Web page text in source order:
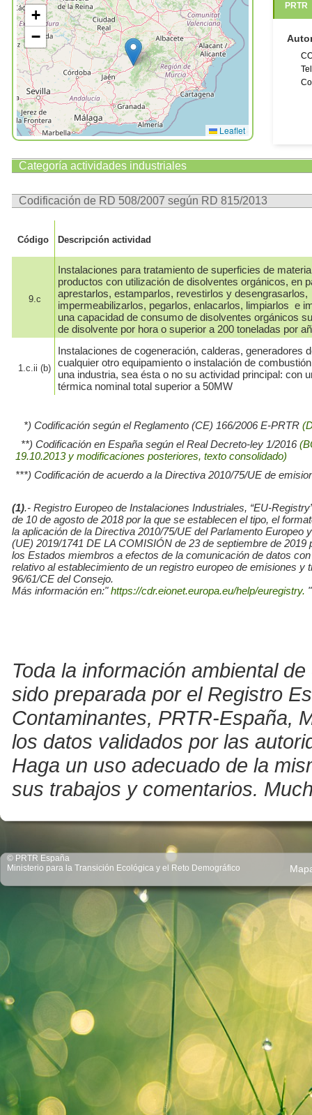
+
−
Leaflet
PRTR
Categoría actividades industriales
Codificación de RD 508/2007 según RD 815/2013
Código Descripción actividad
9.c
Instalaciones para tratamiento de superficies de
productos con utilización de disolventes orgánicos, en
aprestarlos, estamparlos, revestirlos y desengrasarlos,
impermeabilizarlos, pegarlos, enlacarlos, limpiarlos e
una capacidad de consumo de disolventes orgánicos
de disolvente por hora o superior a 200 toneladas por
1.c.ii (b)
Instalaciones de cogeneración, calderas, generadores
cualquier otro equipamiento o instalación de
una industria, sea ésta o no su actividad principal: con
térmica nominal total superior a 50MW
*) Codificación según el Reglamento (CE) 166/2006 E-PRTR
**) Codificación en España según el Real Decreto-ley 1/2016
19.10.2013 y modificaciones posteriores, texto consolidado)
***) Codificación de acuerdo a la Directiva 2010/75/UE de
(1).- Registro Europeo de Instalaciones Industriales, “EU-
de 10 de agosto de 2018 por la que se establecen el tipo, el
la aplicación de la Directiva 2010/75/UE del Parlamento
(UE) 2019/1741 DE LA COMISIÓN de 23 de septiembre de
los Estados miembros a efectos de la comunicación de datos
relativo al establecimiento de un registro europeo de emisiones
96/61/CE del Consejo.
Más información en:"https://cdr.eionet.europa.eu/help/euregistry. "
Toda la información ambiental
sido preparada por el Registro
Contaminantes, PRTR-España,
los datos validados por las
Haga un uso adecuado de la
sus trabajos y comentarios.
© PRTR España
Ministerio para la Transición Ecológica y el Reto Demográfico